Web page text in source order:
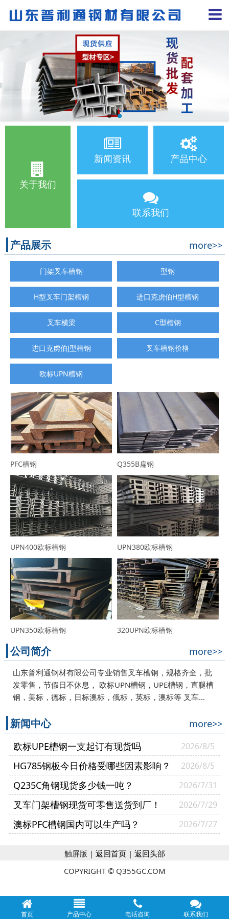
首页 产品中心 电话咨询 联系我们
关于我们
新闻资讯 产品中心
联系我们
产品展示 more>>
门架叉车槽钢 型钢
H型叉车门架槽钢 进口克虏伯H型槽钢
叉车横梁 C型槽钢
进口克虏伯J型槽钢 叉车槽钢价格
欧标UPN槽钢
PFC槽钢 Q355B扁钢
UPN400欧标槽钢 UPN380欧标槽钢
UPN350欧标槽钢 320UPN欧标槽钢
公司简介 more>>
山东普利通钢材有限公司专业销售叉车槽钢，规格齐全，批
发零售，节假日不休息， 欧标UPN槽钢，UPE槽钢，直腿槽
钢，美标，德标，日标澳标，俄标，英标，澳标等 叉车…
新闻中心
more>>
欧标UPE槽钢一支起订有现货吗
2026/8/5
HG785钢板今日价格受哪些因素影响？ 2026/8/5
Q235C角钢现货多少钱一吨？ 2026/7/31
叉车门架槽钢现货可零售送货到厂！ 2026/7/29
澳标PFC槽钢国内可以生产吗？ 2026/7/27
触屏版 | 返回首页| 返回头部
COPYRIGHT © Q355GC.COM